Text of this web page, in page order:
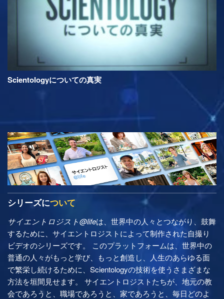
Scientologyについての真実
シリーズについて
サイエントロジスト@lifeは、世界中の人々とつながり、鼓舞
するために、サイエントロジストによって制作された自撮り
ビデオのシリーズです。 このプラットフォームは、世界中の
普通の人々がもっと学び、もっと創造し、人生のあらゆる面
で繁栄し続けるために、Scientologyの技術を使うさまざまな
方法を垣間見せます。 サイエントロジストたちが、地元の教
会であろうと、職場であろうと、家であろうと、毎日どのよ